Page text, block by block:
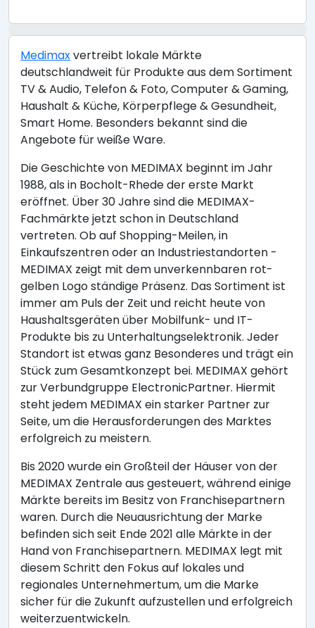
Medimaxvertreibt lokale Märkte
deutschlandweit für Produkte aus dem Sortiment
TV & Audio, Telefon & Foto, Computer & Gaming,
Haushalt & Küche, Körperpflege & Gesundheit,
Smart Home. Besonders bekannt sind die
Angebote für weiße Ware.
Die Geschichte von MEDIMAX beginnt im Jahr
1988, als in Bocholt-Rhede der erste Markt
eröffnet. Über 30 Jahre sind die MEDIMAX-
Fachmärkte jetzt schon in Deutschland
vertreten. Ob auf Shopping-Meilen, in
Einkaufszentren oder an Industriestandorten -
MEDIMAX zeigt mit dem unverkennbaren rot-
gelben Logo ständige Präsenz. Das Sortiment ist
immer am Puls der Zeit und reicht heute von
Haushaltsgeräten über Mobilfunk- und IT-
Produkte bis zu Unterhaltungselektronik. Jeder
Standort ist etwas ganz Besonderes und trägt ein
Stück zum Gesamtkonzept bei. MEDIMAX gehört
zur Verbundgruppe ElectronicPartner. Hiermit
steht jedem MEDIMAX ein starker Partner zur
Seite, um die Herausforderungen des Marktes
erfolgreich zu meistern.
Bis 2020 wurde ein Großteil der Häuser von der
MEDIMAX Zentrale aus gesteuert, während einige
Märkte bereits im Besitz von Franchisepartnern
waren. Durch die Neuausrichtung der Marke
befinden sich seit Ende 2021 alle Märkte in der
Hand von Franchisepartnern. MEDIMAX legt mit
diesem Schritt den Fokus auf lokales und
regionales Unternehmertum, um die Marke
sicher für die Zukunft aufzustellen und erfolgreich
weiterzuentwickeln.